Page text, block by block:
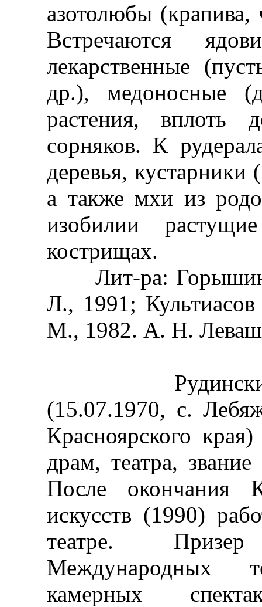
азотолюбы (крапива,
Встречаются
лекарственные
др.), медоносные
растения, вплоть
сорняков. К
деревья, кустарники
а также мхи из
изобилии
кострищах.
Лит-ра: Горышина
Л., 1991;
М., 1982. А. Н.
Рудинский
(15.07.1970, с.
Красноярского
драм, театра,
После окончания
искусств (1990)
театре.
Международных
камерных